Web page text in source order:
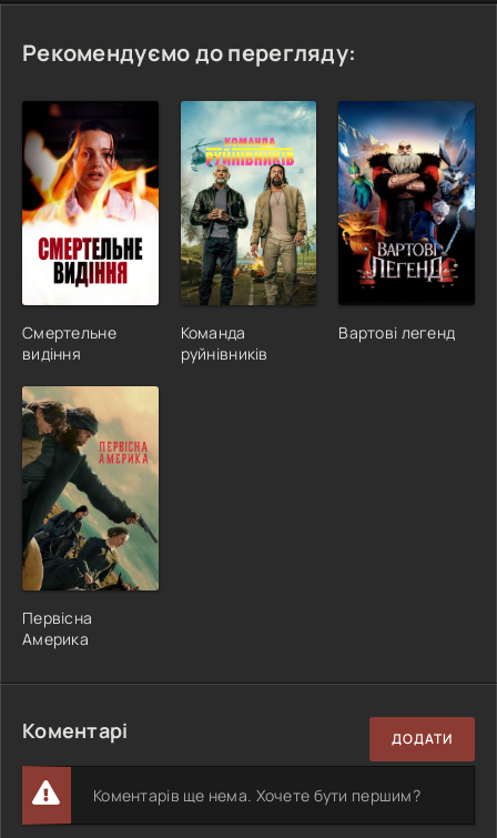
Рекомендуємо до перегляду:
Смертельне
видіння
Команда
руйнівників
Вартові легенд
Первісна
Америка
Коментарі ДОДАТИ
Коментарів ще нема. Хочете бути першим?